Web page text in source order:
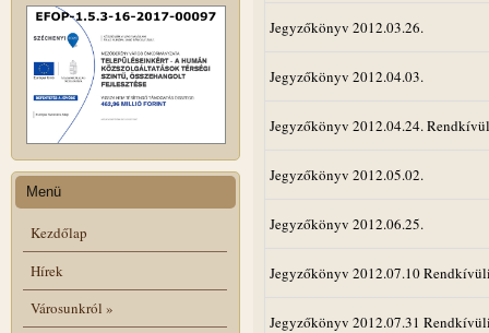
Menü
Kezdőlap
Hírek
Városunkról »
Jegyzőkönyv 2012.03.26.
Jegyzőkönyv 2012.04.03.
Jegyzőkönyv 2012.04.24.
Jegyzőkönyv 2012.05.02.
Jegyzőkönyv 2012.06.25.
Jegyzőkönyv 2012.07.10
Jegyzőkönyv 2012.07.31